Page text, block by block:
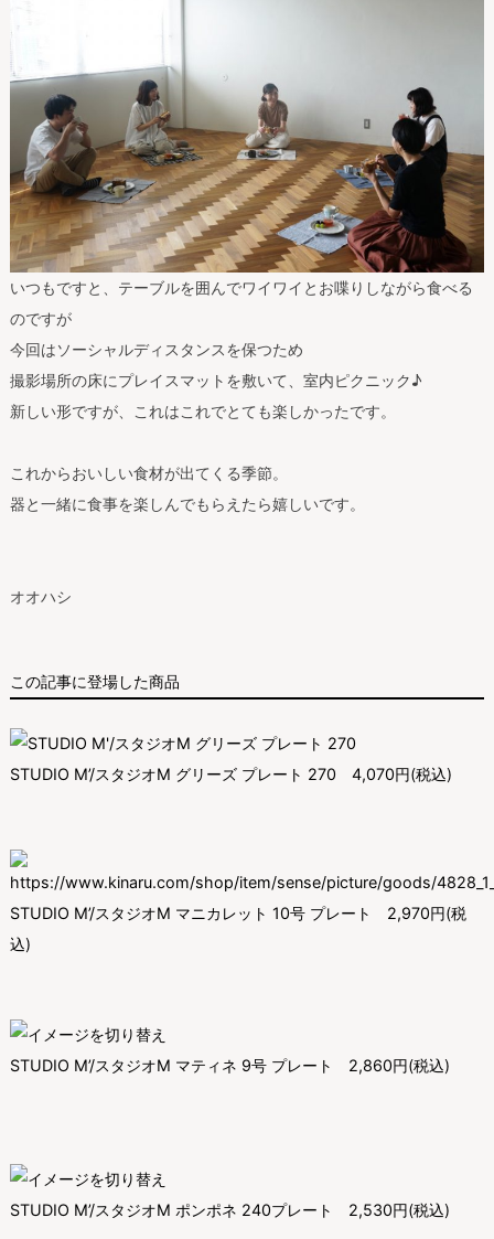
いつもですと、テーブルを囲んでワイワイとお喋りしながら食べる
のですが
今回はソーシャルディスタンスを保つため
撮影場所の床にプレイスマットを敷いて、室内ピクニック♪
新しい形ですが、これはこれでとても楽しかったです。
これからおいしい食材が出てくる季節。
器と一緒に食事を楽しんでもらえたら嬉しいです。
オオハシ
この記事に登場した商品
STUDIO M’/スタジオM グリーズ プレート 270 4,070円(税込)
STUDIO M’/スタジオM マニカレット 10号 プレート 2,970円(税
込)
STUDIO M’/スタジオM マティネ 9号 プレート 2,860円(税込)
STUDIO M’/スタジオM ポンポネ 240プレート 2,530円(税込)